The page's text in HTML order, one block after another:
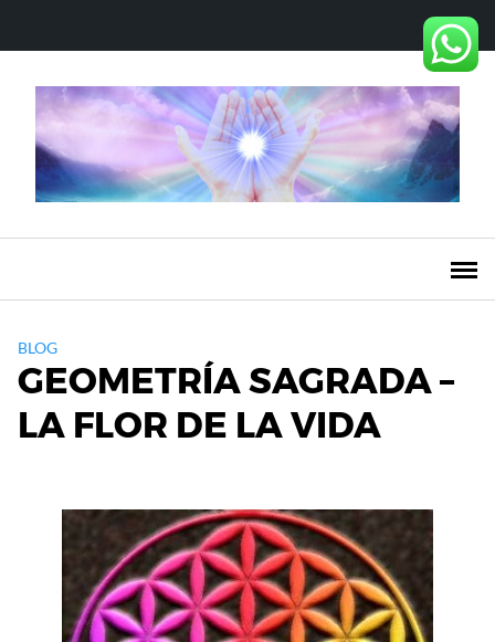
contenido
BLOG
GEOMETRÍA SAGRADA –
LA FLOR DE LA VIDA